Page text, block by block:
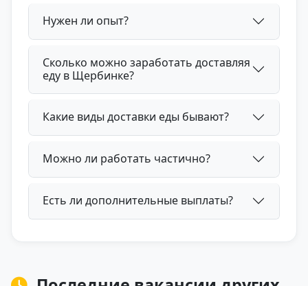
Нужен ли опыт?
Сколько можно заработать доставляя
еду в Щербинке?
Какие виды доставки еды бывают?
Можно ли работать частично?
Есть ли дополнительные выплаты?